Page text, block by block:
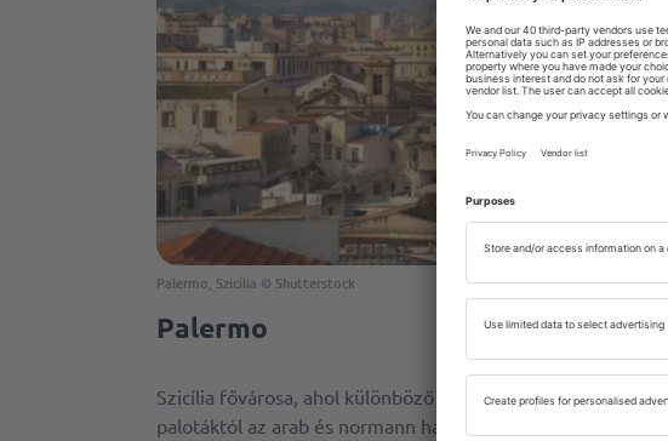
Palermo, Szicília © Shutterstock
Palermo
Szicília fővárosa, ahol különböző építészeti stílusok
palotáktól az arab és normann hatásokig. A város fő